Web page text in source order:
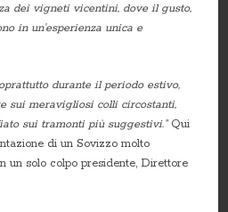
dei vigneti vicentini, dove il gusto,
in un’esperienza unica e
durante il periodo estivo,
sui meravigliosi colli circostanti,
sui tramonti più suggestivi.”Qui
di un Sovizzo molto
un solo colpo presidente, Direttore